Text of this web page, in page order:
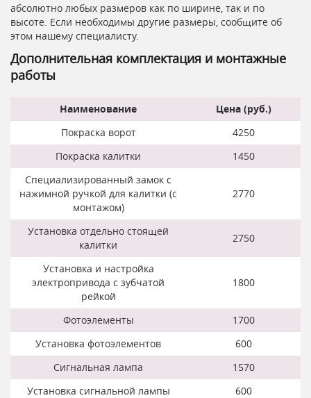
абсолютно любых размеров как по ширине, так и по
высоте. Если необходимы другие размеры, сообщите об
этом нашему специалисту.
Дополнительная комплектация и монтажные
работы
Наименование
Цена (руб.)
Покраска ворот
4250
Покраска калитки
1450
Специализированный замок с
нажимной ручкой для калитки (с
монтажом)
2770
Установка отдельно стоящей
калитки
2750
Установка и настройка
электропривода с зубчатой
рейкой
1800
Фотоэлементы
1700
Установка фотоэлементов
600
Сигнальная лампа
1570
Установка сигнальной лампы
600